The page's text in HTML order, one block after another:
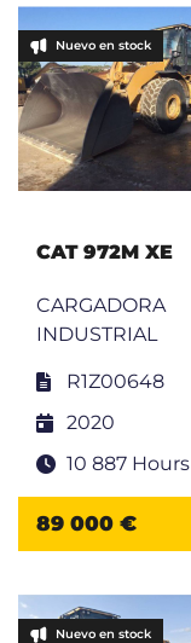
Nuevo en stock
CAT 972M XE
CARGADORA
INDUSTRIAL
R1Z00648
2020
10 887 Hours
89 000 €
Nuevo en stock